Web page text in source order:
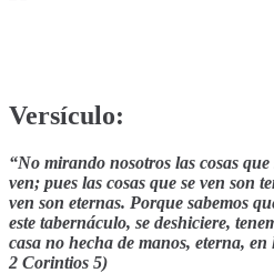
Versículo:
“No mirando nosotros las cosas
ven; pues las cosas que se ven son
ven son eternas. Porque sabemos
este tabernáculo, se deshiciere,
casa no hecha de manos, eterna,
2 Corintios 5)